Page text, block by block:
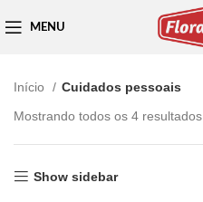
MENU
Início
Cuidados pessoais
Mostrando todos os 4 resultados
Show sidebar